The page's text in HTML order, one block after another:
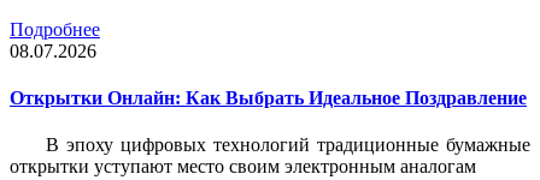
Подробнее
08.07.2026
Открытки Онлайн: Как Выбрать Идеальное Поздравление
В эпоху цифровых технологий традиционные бумажные
открытки уступают место своим электронным аналогам